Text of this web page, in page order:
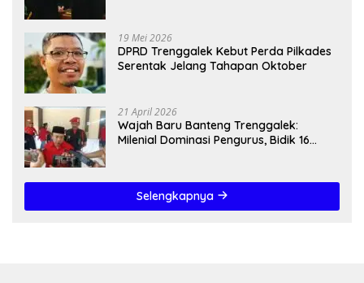
19 Mei 2026
DPRD Trenggalek Kebut Perda Pilkades
Serentak Jelang Tahapan Oktober
21 April 2026
Wajah Baru Banteng Trenggalek:
Milenial Dominasi Pengurus, Bidik 16
Selengkapnya